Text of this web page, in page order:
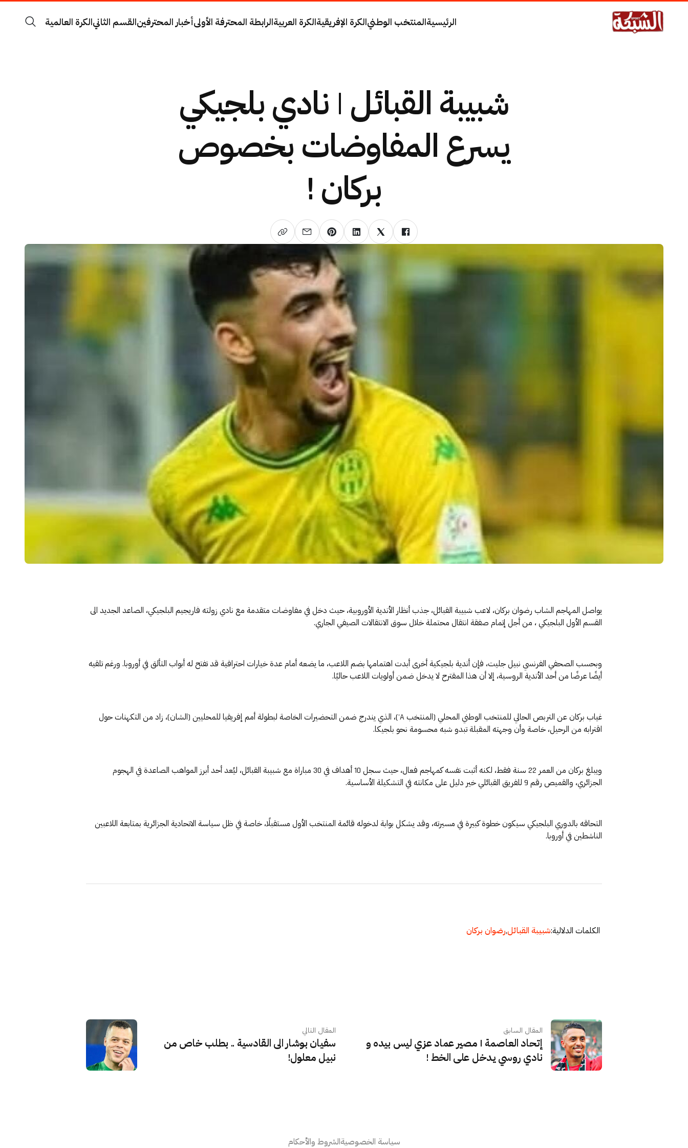
الرئيسيةالمنتخب الوطنيالكرة الإفريقيةالكرة العربيةالرابطة المحترفة الأولىأخبار المحترفينالقسم الثانيالكرة العالمية
شبيبة القبائل | نادي بلجيكي
يسرع المفاوضات بخصوص
بركان !
يواصل المهاجم الشاب رضوان بركان، لاعب شبيبة القبائل، جذب أنظار الأندية الأوروبية، حيث دخل في مفاوضات متقدمة مع نادي زولته فاريجيم البلجيكي، الصاعد الجديد الى
القسم الأول البلجيكي ، من أجل إتمام صفقة انتقال محتملة خلال سوق الانتقالات الصيفي الجاري.
وبحسب الصحفي الفرنسي نبيل جليت، فإن أندية بلجيكية أخرى أبدت اهتمامها بضم اللاعب، ما يضعه أمام عدة خيارات احترافية قد تفتح له أبواب التألق في أوروبا. ورغم تلقيه
أيضًا عرضًا من أحد الأندية الروسية، إلا أن هذا المقترح لا يدخل ضمن أولويات اللاعب حاليًا.
غياب بركان عن التربص الحالي للمنتخب الوطني المحلي (المنتخب A')، الذي يندرج ضمن التحضيرات الخاصة لبطولة أمم إفريقيا للمحليين (الشان)، زاد من التكهنات حول
اقترابه من الرحيل، خاصة وأن وجهته المقبلة تبدو شبه محسومة نحو بلجيكا.
ويبلغ بركان من العمر 22 سنة فقط، لكنه أثبت نفسه كمهاجم فعال، حيث سجل 10 أهداف في 30 مباراة مع شبيبة القبائل، ليُعد أحد أبرز المواهب الصاعدة في الهجوم
الجزائري، والقميص رقم 9 للفريق القبائلي خير دليل على مكانته في التشكيلة الأساسية.
التحاقه بالدوري البلجيكي سيكون خطوة كبيرة في مسيرته، وقد يشكل بوابة لدخوله قائمة المنتخب الأول مستقبلًا، خاصة في ظل سياسة الاتحادية الجزائرية بمتابعة اللاعبين
الناشطين في أوروبا.
الكلمات الدلالية:شبيبة القبائل,رضوان بركان
المقال السابق
إتحاد العاصمة | مصير عماد عزي ليس بيده و
نادي روسي يدخل على الخط !
المقال التالي
سفيان بوشار الى القادسية .. بطلب خاص من
نبيل معلول!
سياسة الخصوصيةالشروط والأحكام